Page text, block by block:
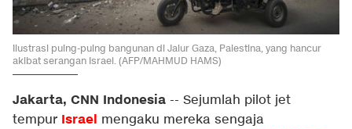
Ilustrasi puing-puing bangunan di Jalur Gaza, Palestina, yang hancur
akibat serangan Israel. (AFP/MAHMUD HAMS)
Jakarta, CNN Indonesia -- Sejumlah pilot jet
tempur Israel mengaku mereka sengaja